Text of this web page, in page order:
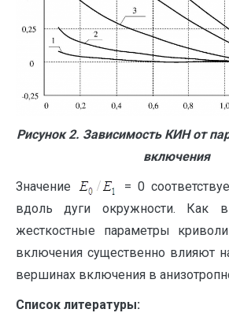
Рисунок 2. Зависимость КИН от
включения
Значение
= 0
вдоль дуги окружности. Как
жесткостные параметры
включения существенно влияют
вершинах включения в
Список литературы: